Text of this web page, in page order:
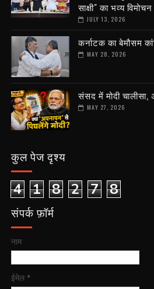
साक्षी" का भव्य विमोचन
JULY 13, 2026
कर्नाटक का बेमौसम
MAY 28, 2026
संसद में मोदी
MAY 27, 2026
कुल पेज दृश्य
4 1 8 2 7 8
संपर्क फ़ॉर्म
नाम
ईमेल *